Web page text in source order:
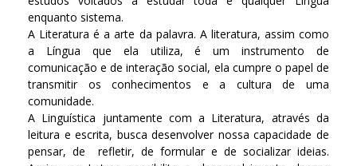
enquanto sistema.
A Literatura é a arte da palavra. A literatura, assim como
a Língua que ela utiliza, é um instrumento de
comunicação e de interação social, ela cumpre o papel de
transmitir os conhecimentos e a cultura de uma
comunidade.
A Linguística juntamente com a Literatura, através da
leitura e escrita, busca desenvolver nossa capacidade de
pensar, de refletir, de formular e de socializar ideias.